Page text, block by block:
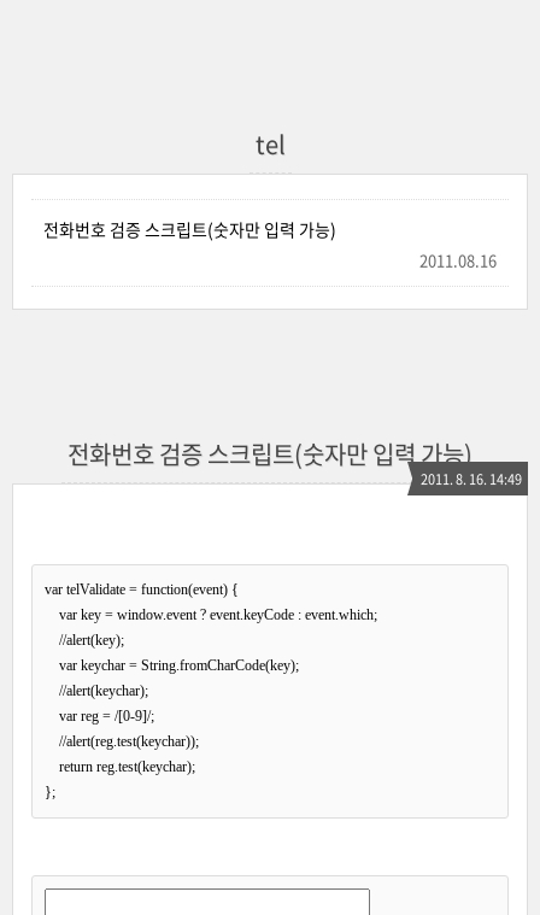
tel
전화번호 검증 스크립트(숫자만 입력 가능)
2011.08.16
전화번호 검증 스크립트(숫자만 입력 가능)
2011. 8. 16. 14:49
var telValidate = function(event) {
    var key = window.event ? event.keyCode : event.which;
    //alert(key);
    var keychar = String.fromCharCode(key);
    //alert(keychar);
    var reg = /[0-9]/;
    //alert(reg.test(keychar));
    return reg.test(keychar);
};